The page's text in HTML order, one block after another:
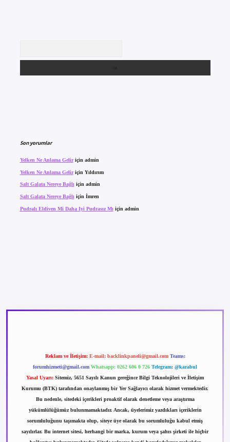
Son yorumlar
Yelken Ne Anlama Geliriçin admin
Yelken Ne Anlama Geliriçin Yıldırım
Salt Galata Nereye Bağlıiçin admin
Salt Galata Nereye Bağlı için İmren
Pudralı Eldiven Mi Daha Iyi Pudrasız Mı için admin
Reklam ve İletişim: E-mail: backlinkpaneli@gmail.com Teams:
forumhizmeti@gmail.com Whatsapp: 0262 606 0 726 Telegram: @karabul
Yasal Uyarı: Sitemiz, 5651 Sayılı Kanun gereğince Bilgi Teknolojileri ve İletişim
Kurumu (BTK) tarafından onaylanmış bir Yer Sağlayıcı olarak hizmet vermektedir.
Bu nedenle, sitedeki içerikleri proaktif olarak denetleme veya araştırma
yükümlülüğümüz bulunmamaktadır. Ancak, üyelerimiz yazdıkları içeriklerin
sorumluluğunu taşımakta olup, siteye üye olarak bu sorumluluğu kabul etmiş
sayılırlar. Bu internet sitesi, herhangi bir marka, kurum veya şahıs şirketi ile hiçbir